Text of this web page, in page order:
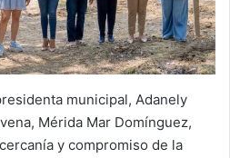
municipal, Adanely
Mérida Mar Domínguez,
y compromiso de la